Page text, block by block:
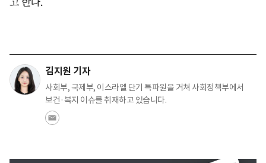
김지원 기자
사회부, 국제부, 이스라엘 단기 특파원을 거쳐 사회정책부에서
보건·복지 이슈를 취재하고 있습니다.